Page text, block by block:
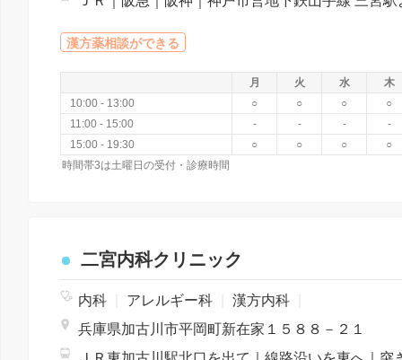
漢方薬相談ができる
月 火 水
木
10:00 - 13:00
○ ○ ○
○
11:00 - 15:00
- - -
-
15:00 - 19:30
○ ○ ○
○
時間帯3は土曜日の受付・診療時間
二宮内科クリニック
内科 アレルギー科 漢方内科
兵庫県加古川市平岡町新在家１５８８－２１